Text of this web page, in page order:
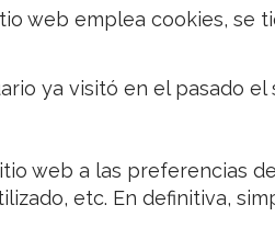
web emplea cookies, se
ya visitó en el pasado
web a las preferencias
etc. En definitiva,